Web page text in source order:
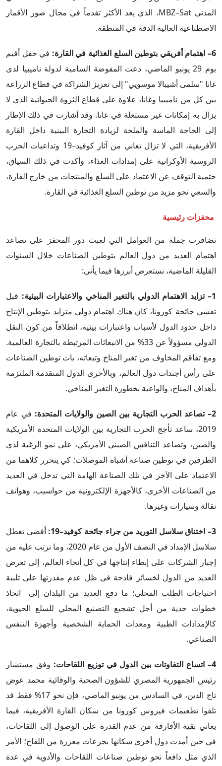
المدني MBZ–Sat، الذي يعد الأكثر تقدماً في مجال صور الأقمار
الاصطناعية العالية الدقة في المنطقة.
6– اهتمام أفريقي بتوطين السلع الغذائية في القارة: في حفل أقيم
يوم 29 يونيو الماضي، دعت المفوضة السامية لدولة ناميبيا لدى
غانا "سلمى أشيبالا موسويي" إلى تعزيز الشراكة في قطاع الزراعة
بين كل من ناميبيا وغانا، علاوة على قطاع الثروة الحيوانية الذي لا
يزال به إمكانات غير مستغلة في غانا. وقد أشارت في ذلك الإطار
إلى الحاجة الماسة والملحة لزيادة التجارة البينية داخل القارة
الأفريقية، التي لا تزال تعاني من آثار كوفيد–19 وتداعيات الحرب
الروسية الأوكرانية على إمدادات الغذاء، وأكدت في ذلك السياق،
حتمية التوقف عن الاعتماد على السلع والمنتجات من خارج القارة،
والسعي نحو مزيد من توطين السلع الغذائية في القارة.
محفزات رئيسية
تضافرت جملة من العوامل التي لعبت دور المحفز على تصاعد
اهتمام العديد من دول العالم بتوطين الصناعات خلال السنوات
القليلة الماضية، نستعرض أبرزها فيما يأتي:
1– تزايد الاهتمام الدولي بالتغير المناخي والاعتبارات البيئية: قبل
تفشي جائحة كورونا، كان هناك اهتمام دولي متزايد بتوطين الإنتاج
داخل حدود الدول لأسباب واعتبارات بيئية، انطلاقاً من كون النقل
الدولي مسؤولاً عن 33% من الانبعاثات المرتبطة بالتجارة العالمية.
ومع تفاقم المخاوف من تغير المناخ وتبعاته، بات توطين الصناعات
على رأس أجندات دول العالم، وبالأحرى الدول المتقدمة الملتزمة
بأهداف المناخ، والواعية بخطورة التغير المناخي.
2– تصاعد الحرب التجارية بين الصين والولايات المتحدة:
في عام
2019، ساعد تأجج الحرب التجارية بين الولايات المتحدة الأمريكية
والصين، وتصاعد التنافس الصيني الأمريكي، على نمو الرغبة لدى
الطرفين في توطين صناعة أشباه الموصلات؛ كي يتحرر كلاهما من
الاعتماد على الآخر في تلك الصناعة الهامة التي تدخل في العديد
من الصناعات الأخرى، كالأجهزة الإلكترونية من حواسيب، وهواتف
نقالة وسيارات وغيرها.
3– اختناق سلاسل التوريد من جراء جائحة كوفيد–19:
أفضى تعطل
سلاسل الإمداد في النصف الأول من عام 2020، وما ترتب عليه من
إجبار الشركات على إبطاء إنتاجها في كل أنحاء العالم، إلى تعرض
العديد من الدول لخسائر فادحة في ظل عدم مقدرتها على تلبية
احتياجات الطلب المحلي؛ ما دفع العديد من البلدان إلى اتخاذ
خطوات جدية من أجل تشجيع التصنيع المحلي للسلع الحيوية،
كالإمدادات الطبية ومعدات الحماية الشخصية وأجهزة التنفس
الصناعي.
4– اتساع التفاوتات بين الدول في توزيع اللقاحات: وفق مستشار
رئيس الجمهورية المصري للشؤون الصحية والوقائية محمد عوض
تاج الدين، في السادس من يونيو الماضي، فإن نحو 17% فقط قد
تلقوا تطعيمات فيروس كورونا من سكان القارة الأفريقية، فيما
يعاني بقية الأفارقة من عدم القدرة على الوصول إلى اللقاحات،
في حين أمدت دول أخرى سكانها بجرعات معززة من اللقاح؛ الأمر
الذي مثل دافعاً نحو توطين صناعات اللقاحات والأدوية في عدة